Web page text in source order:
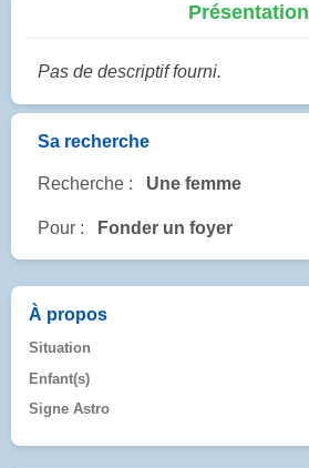
Présentation
Pas de descriptif fourni.
Sa recherche
Recherche : Une femme
Pour : Fonder un foyer
À propos
Situation
Enfant(s)
Signe Astro